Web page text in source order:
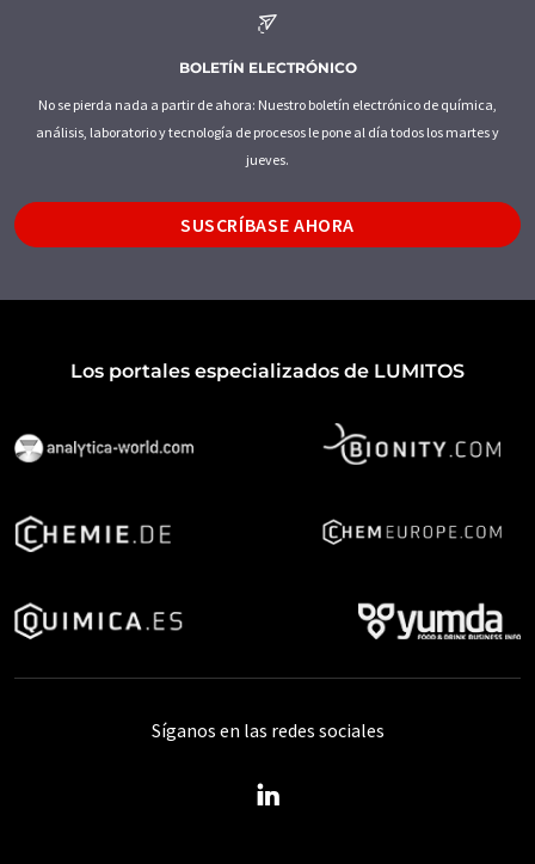
BOLETÍN ELECTRÓNICO
No se pierda nada a partir de ahora: Nuestro boletín electrónico de química,
análisis, laboratorio y tecnología de procesos le pone al día todos los martes y
jueves.
SUSCRÍBASE AHORA
Los portales especializados de LUMITOS
Síganos en las redes sociales